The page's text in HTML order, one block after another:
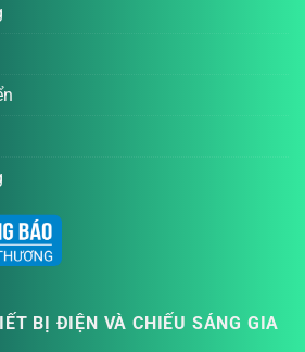
BỊ ĐIỆN VÀ CHIẾU SÁNG GIA